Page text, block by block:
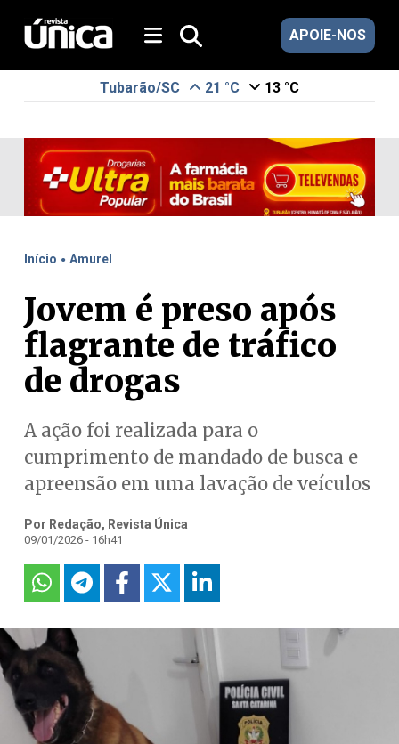
APOIE-NOS
Tubarão/SC 21 °C 13 °C
Início . Amurel
Jovem é preso após
flagrante de tráfico
de drogas
A ação foi realizada para o
cumprimento de mandado de busca e
apreensão em uma lavação de veículos
Por Redação, Revista Única
09/01/2026 - 16h41